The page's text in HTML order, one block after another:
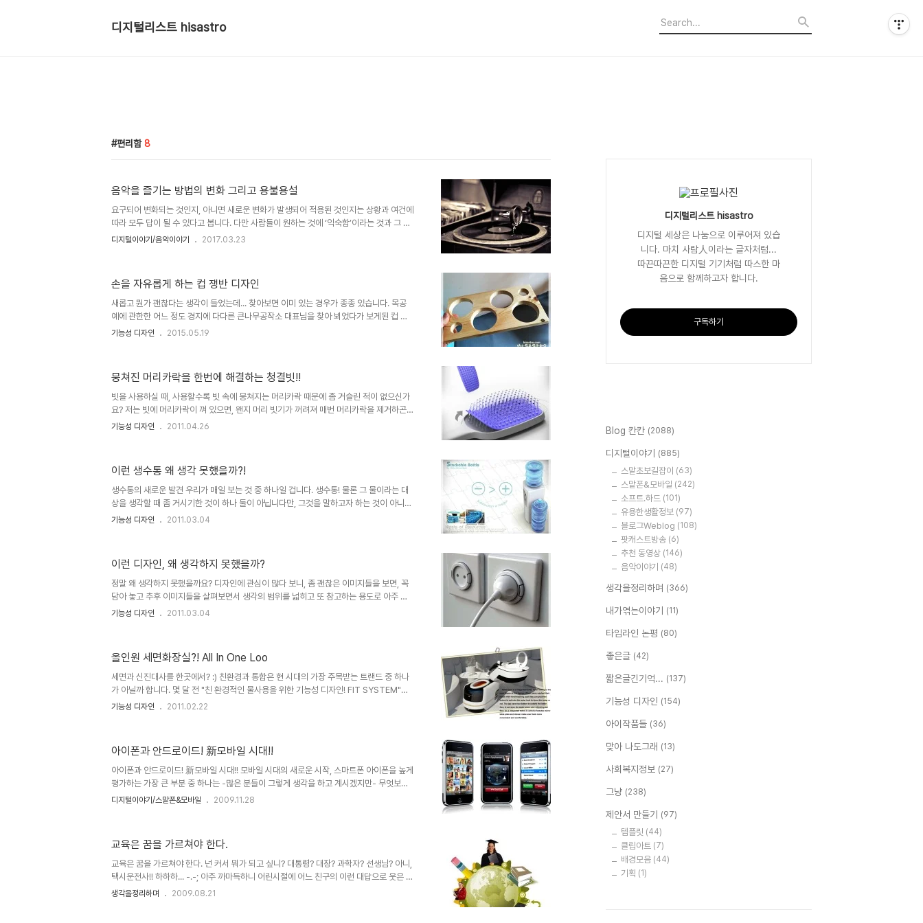
디지털리스트 hisastro
편리함 8
음악을 즐기는 방법의 변화 그리고 용불용설
요구되어 변화되는 것인지, 아니면 새로운 변화가 발생되어 적용된 것인지는 상황과 여건에
따라 모두 답이 될 수 있다고 봅니다. 다만 사람들이 원하는 것에 ‘익숙함’이라는 것과 그 익
숙함을 주도하는 ‘편리성’은 어떤 서비스를 제공하는 입장에서는 아주 중요하게 고려해야
람의 입과 악기 혹은 부수적으로 소리를 발생시키는 도구들을 직접 활용하는 것만이 그 유
일한 방법이었다는 겁니다. 그리고 그것은 오랜 기간 이어졌습니다. 이러한 한정적 음악을
즐..
디지털이야기/음악이야기 2017.03.23
손을 자유롭게 하는 컵 쟁반 디자인
새롭고 뭔가 괜찮다는 생각이 들었는데... 찾아보면 이미 있는 경우가 종종 있습니다. 목공
예에 관한한 어느 정도 경지에 다다른 큰나무공작소 대표님을 찾아 뵈었다가 보게된 컵 쟁
반이 그랬습니다. 어쨌든 저는 처음 접하는 것으로 생각되었던 것이었거든요. 이미지 출처:
음 보는 분들이라면 그냥 봐서는 대부분 이게 뭔가 싶기도 하겠죠? 감이 오시려나? 이미 컵
전용 쟁반이라고 말씀드렸으니 딱 봐도 아시리라 생각합니다. 처음 본 것으로 생각..
기능성 디자인 2015.05.19
뭉쳐진 머리카락을 한번에 해결하는 청결빗!!
빗을 사용하실 때, 사용할수록 빗 속에 뭉쳐지는 머리카락 때문에 좀 거슬린 적이 없으신가
요? 저는 빗에 머리카락이 껴 있으면, 왠지 머리 빗기가 꺼려져 매번 머리카락을 제거하곤
합니다. 그러다 보니 가끔은 그게 불편하다고 느껴지기도 하고 그랬습니다. 어느 분께서는
Designer: Juhyun Lee for KOI & Insix Design Studio 이미지 출처 :
www.yankodesign.com 뭐~ 물론, 이런 디자인의 상품이 아니더라도 생활의..
기능성 디자인 2011.04.26
이런 생수통 왜 생각 못했을까?!
생수통의 새로운 발견 우리가 매일 보는 것 중 하나일 겁니다. 생수통! 물론 그 물이라는 대
상을 생각할 때 좀 거시기한 것이 하나 둘이 아닙니다만, 그것을 말하고자 하는 것이 아니기
에... 어쨌든 생수를 먹는 사람들의 경우에는 매일 생수통을 봅니다. 그런데, 생각을 하지 않
부터가 다르다고 생각합니다. 특히, 이러한 형태의 디자인 발상은 다 만든 것이나 다름없죠.
일명, 쌓을 수 있는 스태커블 생수통!!! 더 무슨 말이 필요할까 싶습니다. ^^ Desi..
기능성 디자인 2011.03.04
이런 디자인, 왜 생각하지 못했을까?
정말 왜 생각하지 못했을까요? 디자인에 관심이 많다 보니, 좀 괜찮은 이미지들을 보면, 꼭
담아 놓고 추후 이미지들을 살펴보면서 생각의 범위를 넓히고 또 참고하는 용도로 아주 요
긴하게 활용하곤 합니다. 여러 곳들에서 이러한 정말 멋지고 실용적이면서 그야말로 혁신적
도 그냥 지나치지 말자고 생각합니다. 그리고 그렇게 생각의 확장을 통해 좀 더 넓은 상상의
나래를 펼쳐 최종적으로 이를 현실화 할 수 있는 계기를 만들수 있도록 해야한다는 생각입
니다..
기능성 디자인 2011.03.04
올인원 세면화장실?! All In One Loo
세면과 신진대사를 한곳에서? :) 친환경과 통합은 현 시대의 가장 주목받는 트랜드 중 하나
가 아닐까 합니다. 몇 달 전 "친 환경적인 물사용을 위한 기능성 디자인! FIT SYSTEM"이
라는 디자인을 소개해 드리기도 했는데, 이 친환경이라는 요소에 통합이 가미된 세면과 신
수 있으면서... 인테리어적으로도 아주 세련되고 어찌보면 어떤 특별한 시스템 처럼 보이기
도 합니다. 거울도 마련되어 있어서 남자의 경우 면도를..
기능성 디자인 2011.02.22
아이폰과 안드로이드! 新모바일 시대!!
아이폰과 안드로이드! 新모바일 시대!! 모바일 시대의 새로운 시작, 스마트폰 아이폰을 높게
평가하는 가장 큰 부분 중 하나는 -많은 분들이 그렇게 생각을 하고 계시겠지만- 무엇보다
도 완성도 높은 기능이며, 사용하기 쉽다는 점과 다양한 어플리케이션을 통해 스마트폰의
KT를 통해 아이폰이 출시되면서 "담달 폰"이라는 오명은 벗었습니다. 아이폰 출시에 대한
발표가 있고 나흘만에 예약 판매 대수가 4~5만 건을 훌쩍 넘겼다는 것만으로도 아이폰에
대한 기대..
디지털이야기/스맡폰&모바일 2009.11.28
교육은 꿈을 가르쳐야 한다.
교육은 꿈을 가르쳐야 한다. 넌 커서 뭐가 되고 싶니? 대통령? 대장? 과학자? 선생님? 아니,
택시운전사!! 하하하... -.-; 아주 까마득하니 어린시절에 어느 친구의 이런 대답으로 웃은 기
억이 있습니다. 그것도 비웃음 가득하니... 도대체 택시운전사가 꿈이라니... 하지만, 지금 어
생각을정리하며 2009.08.21
디지털리스트 hisastro
디지털 세상은 나눔으로 이루어져 있습
니다. 마치 사람人이라는 글자처럼...
따끈따끈한 디지털 기기처럼 따스한 마
음으로 함께하고자 합니다.
구독하기
Blog 칸칸 (2088)
디지털이야기 (885)
스맡초보길잡이 (63)
스맡폰&모바일 (242)
소프트.하드 (101)
유용한생활정보 (97)
블로그Weblog (108)
팟캐스트방송 (6)
추천 동영상 (146)
음악이야기 (48)
생각을정리하며 (366)
내가엮는이야기 (11)
타임라인 논평 (80)
좋은글 (42)
짧은글긴기억... (137)
기능성 디자인 (154)
아이작품들 (36)
맞아 나도그래 (13)
사회복지정보 (27)
그냥 (238)
제안서 만들기 (97)
템플릿 (44)
클립아트 (7)
배경모음 (44)
기획 (1)